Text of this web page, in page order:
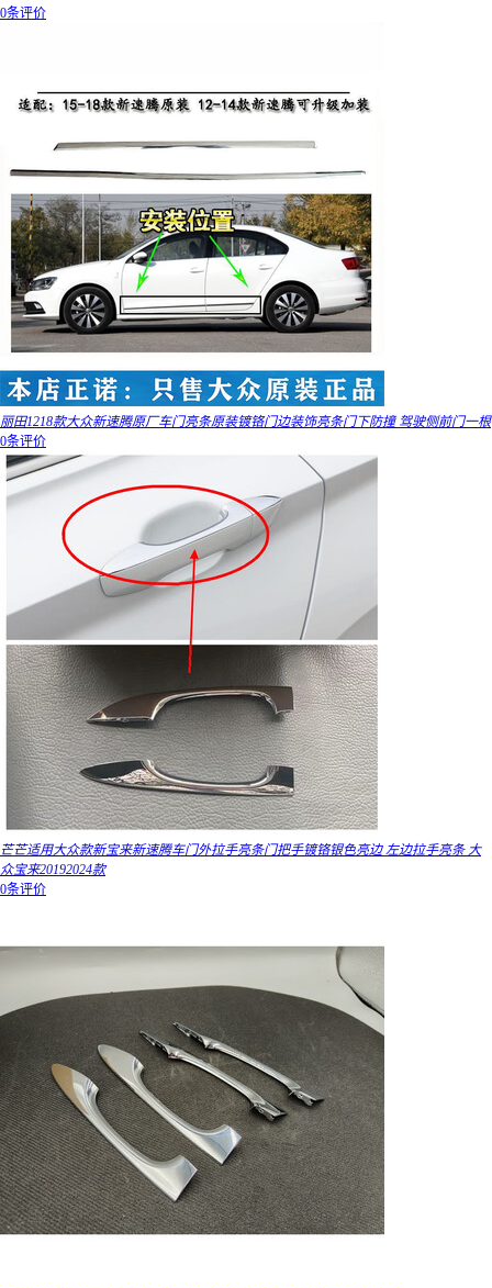
0条评价
丽田1218款大众新速腾原厂车门亮条原装镀铬门边装饰亮条门下防撞 驾驶侧前门一根
0条评价
芒芒适用大众款新宝来新速腾车门外拉手亮条门把手镀铬银色亮边 左边拉手亮条 大
众宝来20192024款
0条评价